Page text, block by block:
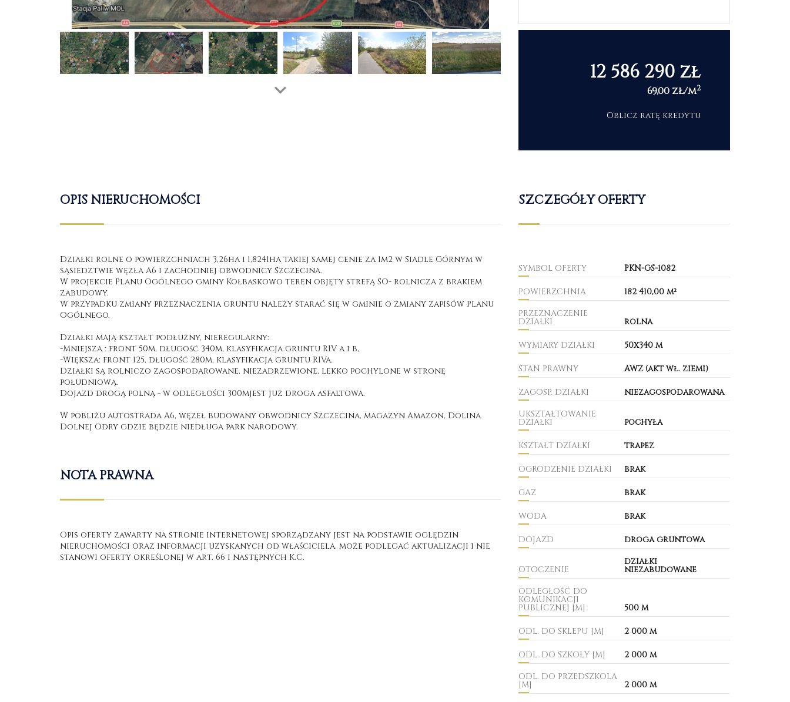
12 586 290 zł
69,00 zł/m2
Oblicz ratę kredytu
OPIS NIERUCHOMOŚCI
Działki rolne o powierzchniach 3,26ha i 1,8241ha takiej samej cenie za 1m2 w Siadle Górnym w
sąsiedztwie węzła A6 i zachodniej obwodnicy Szczecina.
W projekcie Planu Ogólnego gminy Kołbaskowo teren objęty strefą SO- rolnicza z brakiem
zabudowy.
W przypadku zmiany przeznaczenia gruntu należy starać się w gminie o zmiany zapisów Planu
Ogólnego.
Działki mają kształt podłużny, nieregularny:
-Mniejsza : front 50m, długość 340m, klasyfikacja gruntu RIV a i b,
-Większa: front 125, długość 280m, klasyfikacja gruntu RIVa.
Działki są rolniczo zagospodarowane, niezadrzewione, lekko pochylone w stronę
południową.
Dojazd drogą polną - w odległości 300mjest już droga asfaltowa.
W pobliżu autostrada A6, węzeł budowany obwodnicy Szczecina, magazyn Amazon, Dolina
Dolnej Odry gdzie będzie niedługa park narodowy.
NOTA PRAWNA
Opis oferty zawarty na stronie internetowej sporządzany jest na podstawie oględzin
nieruchomości oraz informacji uzyskanych od właściciela, może podlegać aktualizacji i nie
stanowi oferty określonej w art. 66 i następnych K.C.
SZCZEGÓŁY OFERTY
SYMBOL OFERTY PKN-GS-1082
POWIERZCHNIA
182 410,00 m²
PRZEZNACZENIE
DZIAŁKI rolna
WYMIARY DZIAŁKI 50x340 m
STAN PRAWNY AWZ (akt wł. ziemi)
ZAGOSP. DZIAŁKI
niezagospodarowana
UKSZTAŁTOWANIE
DZIAŁKI pochyła
KSZTAŁT DZIAŁKI trapez
OGRODZENIE DZIAŁKI brak
GAZ brak
WODA brak
DOJAZD droga gruntowa
OTOCZENIE
działki
niezabudowane
ODLEGŁOŚĆ DO
KOMUNIKACJI
PUBLICZNEJ [M] 500 m
ODL. DO SKLEPU [M] 2 000 m
ODL. DO SZKOŁY [M]
2 000 m
ODL. DO PRZEDSZKOLA
[M] 2 000 m